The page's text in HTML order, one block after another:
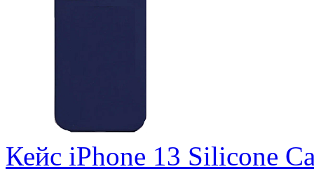
Кейс iPhone 13 Silicone